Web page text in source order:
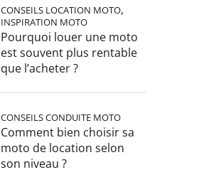
CONSEILS LOCATION MOTO,
INSPIRATION MOTO
Pourquoi louer une moto
est souvent plus rentable
que l’acheter ?
CONSEILS CONDUITE MOTO
Comment bien choisir sa
moto de location selon
son niveau ?